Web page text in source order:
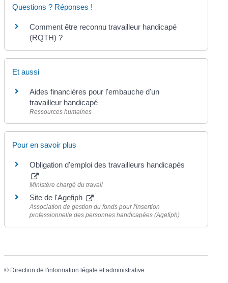
Questions ? Réponses !
Comment être reconnu travailleur handicapé
(RQTH) ?
Et aussi
Aides financières pour l'embauche d'un
travailleur handicapé
Ressources humaines
Pour en savoir plus
Obligation d'emploi des travailleurs handicapés
Ministère chargé du travail
Site de l'Agefiph
Association de gestion du fonds pour l'insertion
professionnelle des personnes handicapées (Agefiph)
© Direction de l'information légale et administrative